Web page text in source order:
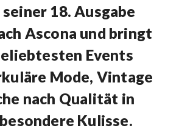
18. Ausgabe
Ascona und bringt
Events
Mode, Vintage
nach Qualität in
Kulisse.